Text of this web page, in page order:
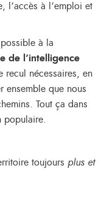
l’accès à l’emploi et
à la
de l’intelligence
recul nécessaires, en
ensemble que nous
Tout ça dans
populaire.
toujours plus et